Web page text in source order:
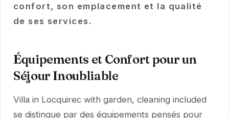
confort, son emplacement et la qualité
de ses services.
Équipements et Confort pour un
Séjour Inoubliable
Villa in Locquirec with garden, cleaning included
se distingue par des équipements pensés pour